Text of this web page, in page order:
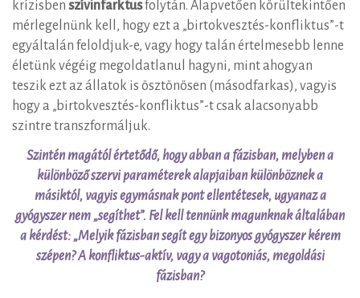
krízisben szívinfarktusfolytán. Alapvetően körültekintően
mérlegelnünk kell, hogy ezt a „birtokvesztés-konfliktus”-t
egyáltalán feloldjuk-e, vagy hogy talán értelmesebb lenne
életünk végéig megoldatlanul hagyni, mint ahogyan
teszik ezt az állatok is ösztönösen (másodfarkas), vagyis
hogy a „birtokvesztés-konfliktus”-t csak alacsonyabb
szintre transzformáljuk.
Szintén magától értetődő, hogy abban a fázisban, melyben a
különböző szervi paraméterek alapjaiban különböznek a
másiktól, vagyis egymásnak pont ellentétesek, ugyanaz a
gyógyszer nem „segíthet”. Fel kell tennünk magunknak általában
a kérdést: „Melyik fázisban segít egy bizonyos gyógyszer kérem
szépen? A konfliktus-aktív, vagy a vagotoniás, megoldási
fázisban?